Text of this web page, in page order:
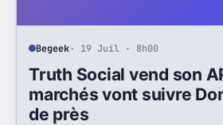
Begeek· 19 Juil · 8h00
Truth Social vend son
marchés vont suivre
de près